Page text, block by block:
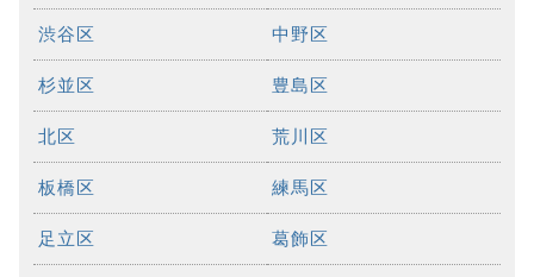
渋谷区 中野区
杉並区 豊島区
北区 荒川区
板橋区 練馬区
足立区 葛飾区